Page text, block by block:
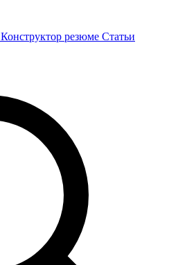
Конструктор резюме Статьи